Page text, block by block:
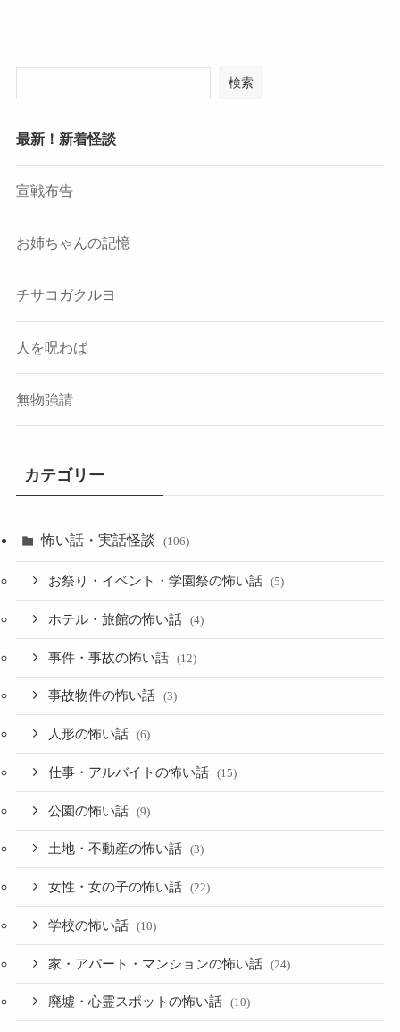
検索
最新！新着怪談
宣戦布告
お姉ちゃんの記憶
チサコガクルヨ
人を呪わば
無物強請
カテゴリー
怖い話・実話怪談 (106)
お祭り・イベント・学園祭の怖い話 (5)
ホテル・旅館の怖い話 (4)
事件・事故の怖い話 (12)
事故物件の怖い話 (3)
人形の怖い話 (6)
仕事・アルバイトの怖い話 (15)
公園の怖い話 (9)
土地・不動産の怖い話 (3)
女性・女の子の怖い話 (22)
学校の怖い話 (10)
家・アパート・マンションの怖い話 (24)
廃墟・心霊スポットの怖い話 (10)